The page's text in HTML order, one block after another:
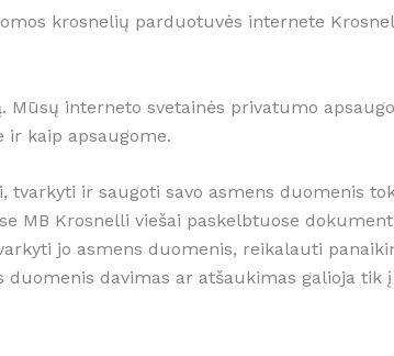
krosnelių parduotuvės internete
Mūsų interneto svetainės privatumo
kaip apsaugome.
tvarkyti ir saugoti savo asmens duomenis
MB Krosnelli viešai paskelbtuose
jo asmens duomenis, reikalauti
davimas ar atšaukimas galioja tik